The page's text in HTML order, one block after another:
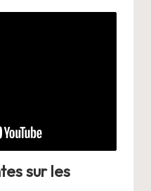
sur les